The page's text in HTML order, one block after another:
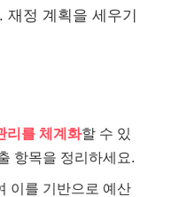
재정 계획을 세우기
리를 체계화할 수 있
항목을 정리하세요.
이를 기반으로 예산